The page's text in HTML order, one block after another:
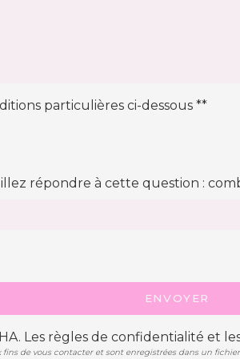
particulières ci-dessous **
répondre à cette question :
ENVOYER
Les règles de confidentialité et
de vous contacter et sont enregistrées dans un